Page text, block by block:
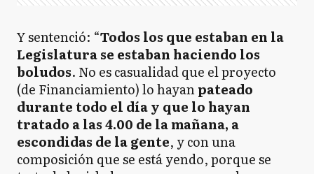
Y sentenció: “Todos los que estaban en la
Legislatura se estaban haciendo los
boludos. No es casualidad que el proyecto
(de Financiamiento) lo hayanpateado
durante todo el día y que lo hayan
tratado a las 4.00 de la mañana, a
escondidas de la gente, y con una
composición que se está yendo, porque se